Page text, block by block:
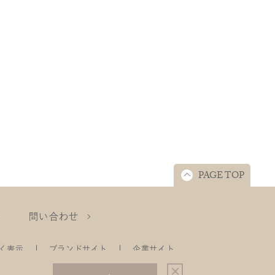
PAGE TOP
問い合わせ
表示 ブランドサイト 企業サイト